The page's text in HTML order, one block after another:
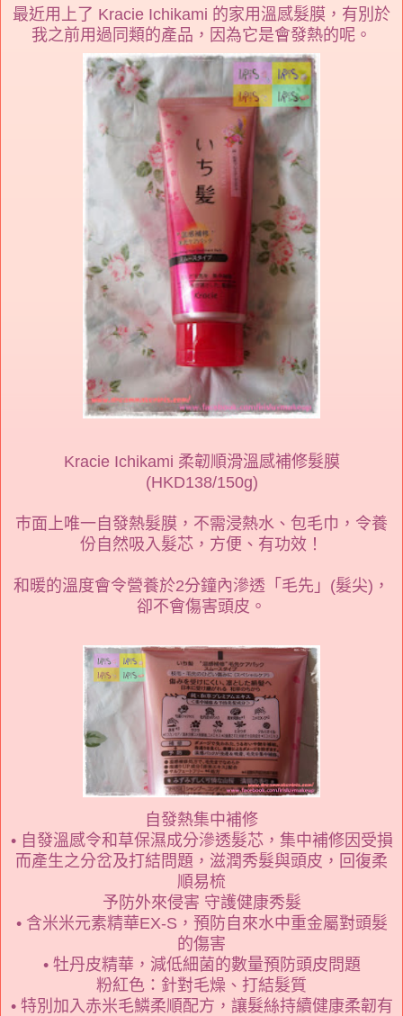
最近用上了 Kracie Ichikami 的家用溫感髮膜，有別於
我之前用過同類的產品，因為它是會發熱的呢。
Kracie Ichikami 柔韌順滑溫感補修髮膜
(HKD138/150g)
巿面上唯一自發熱髮膜，不需浸熱水、包毛巾，令養
份自然吸入髮芯，方便、有功效！
和暖的溫度會令營養於2分鐘內滲透「毛先」(髮尖)，
卻不會傷害頭皮。
自發熱集中補修
• 自發溫感令和草保濕成分滲透髮芯，集中補修因受損
而產生之分岔及打結問題，滋潤秀髮與頭皮，回復柔
順易梳
予防外來侵害 守護健康秀髮
• 含米米元素精華EX-S，預防自來水中重金屬對頭髮
的傷害
• 牡丹皮精華，減低細菌的數量預防頭皮問題
粉紅色：針對毛燥、打結髮質
• 特別加入赤米毛鱗柔順配方，讓髮絲持續健康柔韌有